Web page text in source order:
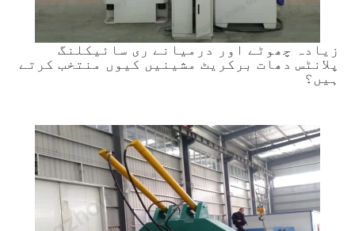
زیادہ چھوٹے اور درمیانے ری سائیکلنگ
پلانٹس دھات برکریٹ مشینیں کیوں منتخب کرتے
ہیں؟